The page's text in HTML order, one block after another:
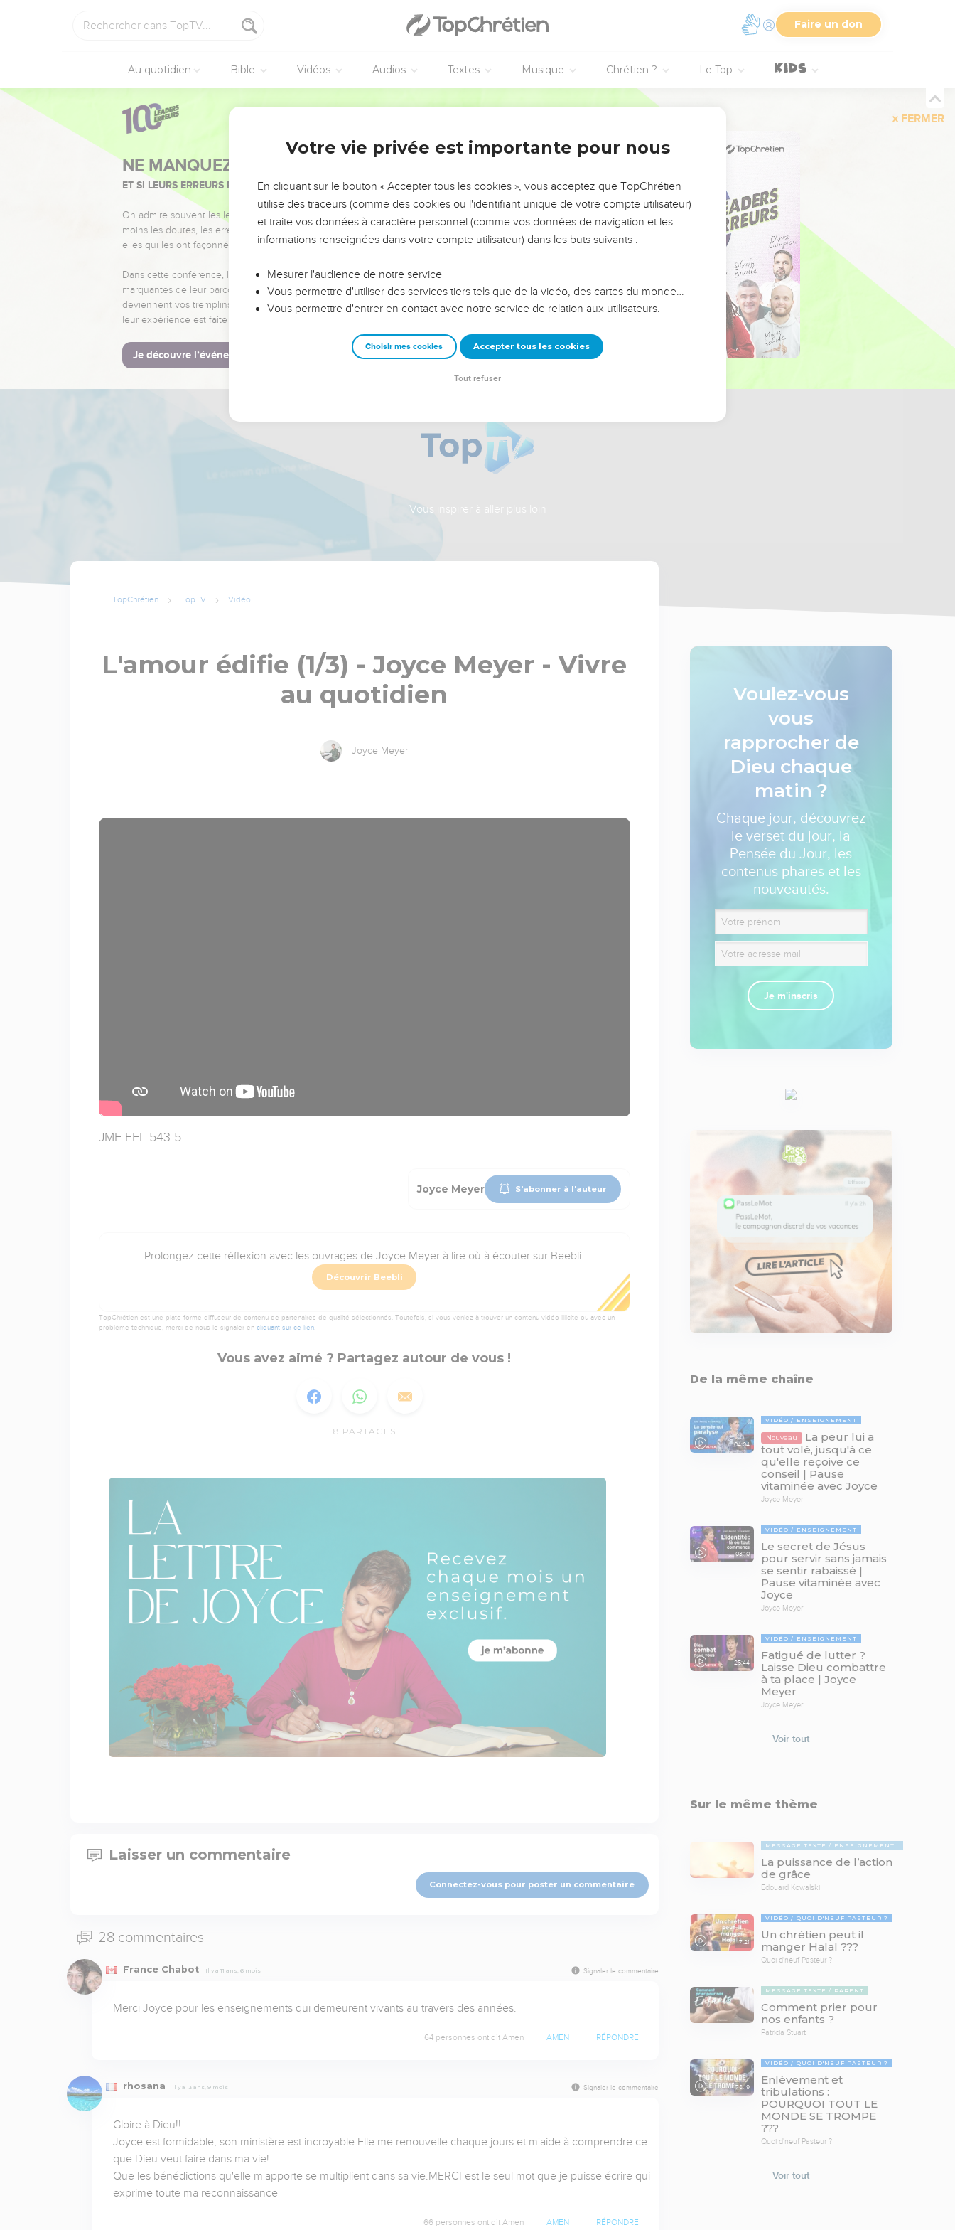
Faire un don
Au quotidien Bible Vidéos Audios Textes Musique Chrétien ? Le Top
FERMER
NE MANQUEZ PAS L’ÉVÉNEMENT DE L’ANNÉE !
ET SI LEURS ERREURS POUVAIENT VOUS ÉVITER LES VOTRES ?
On admire souvent les leaders pour leurs réussites, leur impact, leur foi ou leur vision. Mais on voit
moins les doutes, les erreurs et les saisons difficiles qu'ils ont traversés, alors même que ce sont
elles qui les ont façonnés.
Dans cette conférence, leaders, entrepreneurs, et responsables reviennent sur les erreurs
marquantes de leur parcours et les clés pour avancer avec plus de sagesse afin que leurs erreurs
deviennent vos tremplins. Que vous guidiez un ministère, une équipe, un groupe ou une famille,
leur expérience est faite pour vous.
Je découvre l’événement
Vous inspirer à aller plus loin
TopChrétien TopTV Vidéo
L'amour édifie (1/3) - Joyce Meyer - Vivre
au quotidien
Joyce Meyer
JMF EEL 543 5
Joyce Meyer S'abonner à l'auteur
Prolongez cette réflexion avec les ouvrages de Joyce Meyer à lire où à écouter sur Beebli.
Découvrir Beebli
TopChrétien est une plate-forme diffuseur de contenu de partenaires de qualité sélectionnés. Toutefois, si vous veniez à trouver un contenu vidéo illicite ou avec un
problème technique, merci de nous le signaler en cliquant sur ce lien.
Vous avez aimé ? Partagez autour de vous !
8 PARTAGES
Laisser un commentaire
Connectez-vous pour poster un commentaire
28 commentaires
France Chabot Il y a 11 ans, 6 mois Signaler le commentaire
Merci Joyce pour les enseignements qui demeurent vivants au travers des années.
64 personnes ont dit Amen AMEN RÉPONDRE
rhosana Il y a 13 ans, 9 mois Signaler le commentaire
Gloire à Dieu!!
Joyce est formidable, son ministère est incroyable.Elle me renouvelle chaque jours et m'aide à comprendre ce
que Dieu veut faire dans ma vie!
Que les bénédictions qu'elle m'apporte se multiplient dans sa vie.MERCI est le seul mot que je puisse écrire qui
exprime toute ma reconnaissance
66 personnes ont dit Amen AMEN RÉPONDRE
Voulez-vous
vous
rapprocher de
Dieu chaque
matin ?
Chaque jour, découvrez
le verset du jour, la
Pensée du Jour, les
contenus phares et les
nouveautés.
Je m'inscris
De la même chaîne
04:04
VIDÉO ENSEIGNEMENT
Nouveau
La peur lui a
tout volé, jusqu'à ce
qu'elle reçoive ce
conseil | Pause
vitaminée avec Joyce
Joyce Meyer
03:10
VIDÉO ENSEIGNEMENT
Le secret de Jésus
pour servir sans jamais
se sentir rabaissé |
Pause vitaminée avec
Joyce
Joyce Meyer
25:44
VIDÉO ENSEIGNEMENT
Fatigué de lutter ?
Laisse Dieu combattre
à ta place | Joyce
Meyer
Joyce Meyer
Voir tout
Sur le même thème
MESSAGE TEXTE ENSEIGNEMENTS BIBLIQUES
La puissance de l’action
de grâce
Edouard Kowalski
17:21
VIDÉO QUOI D'NEUF PASTEUR ?
Un chrétien peut il
manger Halal ???
Quoi d'neuf Pasteur ?
MESSAGE TEXTE PARENT
Comment prier pour
nos enfants ?
Patricia Stuart
78:19
VIDÉO QUOI D'NEUF PASTEUR ?
Enlèvement et
tribulations :
POURQUOI TOUT LE
MONDE SE TROMPE
???
Quoi d'neuf Pasteur ?
Voir tout
Votre vie privée est importante pour nous
En cliquant sur le bouton « Accepter tous les cookies », vous acceptez que TopChrétien
utilise des traceurs (comme des cookies ou l'identifiant unique de votre compte utilisateur)
et traite vos données à caractère personnel (comme vos données de navigation et les
informations renseignées dans votre compte utilisateur) dans les buts suivants :
Mesurer l'audience de notre service
Vous permettre d'utiliser des services tiers tels que de la vidéo, des cartes du monde…
Vous permettre d'entrer en contact avec notre service de relation aux utilisateurs.
Choisir mes cookies Accepter tous les cookies
Tout refuser